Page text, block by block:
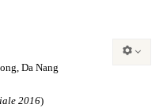
Da Nang
2016)